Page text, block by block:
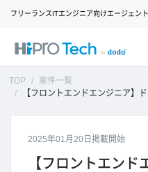
フリーランスITエンジニア向けエージェン
TOP
案件一覧
【フロントエンドエンジニア】ド
2025年01月20日掲載開始
【フロントエンド